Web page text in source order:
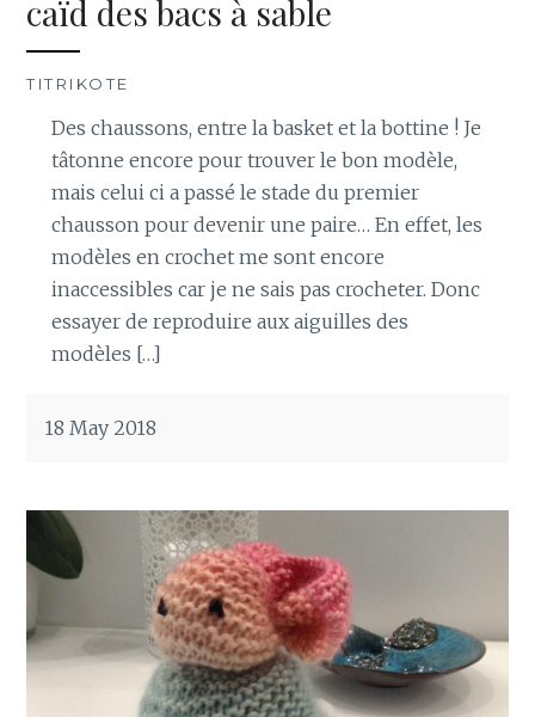
caïd des bacs à sable
TITRIKOTE
Des chaussons, entre la basket et la bottine ! Je
tâtonne encore pour trouver le bon modèle,
mais celui ci a passé le stade du premier
chausson pour devenir une paire… En effet, les
modèles en crochet me sont encore
inaccessibles car je ne sais pas crocheter. Donc
essayer de reproduire aux aiguilles des
modèles […]
18 May 2018